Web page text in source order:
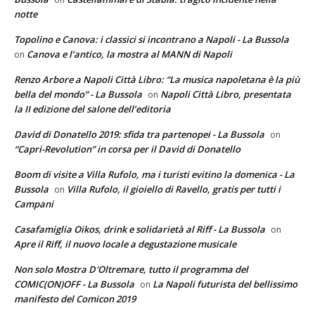
notte
Topolino e Canova: i classici si incontrano a Napoli - La Bussola
on Canova e l’antico, la mostra al MANN di Napoli
Renzo Arbore a Napoli Città Libro: “La musica napoletana è la più
bella del mondo” - La Bussola on Napoli Città Libro, presentata
la II edizione del salone dell’editoria
David di Donatello 2019: sfida tra partenopei - La Bussola on
“Capri-Revolution” in corsa per il David di Donatello
Boom di visite a Villa Rufolo, ma i turisti evitino la domenica - La
Bussola on Villa Rufolo, il gioiello di Ravello, gratis per tutti i
Campani
Casafamiglia Oikos, drink e solidarietà al Riff - La Bussola on
Apre il Riff, il nuovo locale a degustazione musicale
Non solo Mostra D'Oltremare, tutto il programma del
COMIC(ON)OFF - La Bussola on La Napoli futurista del bellissimo
manifesto del Comicon 2019